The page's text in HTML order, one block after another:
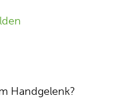
Handgelenk?